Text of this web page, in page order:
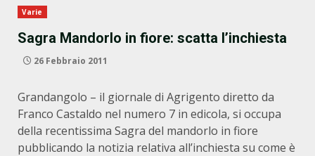
Varie
Sagra Mandorlo in fiore: scatta l’inchiesta
26 Febbraio 2011
Grandangolo – il giornale di Agrigento diretto da
Franco Castaldo nel numero 7 in edicola, si occupa
della recentissima Sagra del mandorlo in fiore
pubblicando la notizia relativa all’inchiesta su come è